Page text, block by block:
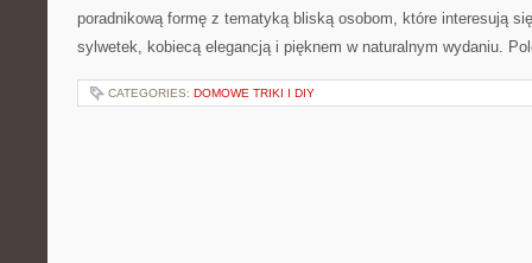
poradnikową formę z tematyką bliską osobom, które interesują
sylwetek, kobiecą elegancją i pięknem w naturalnym wydaniu.
CATEGORIES: DOMOWE TRIKI I DIY